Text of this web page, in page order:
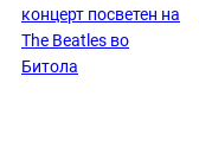
концерт посветен на
The Beatles во
Битола